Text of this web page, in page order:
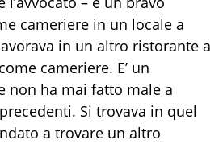
cameriere in un locale a
in un altro ristorante a
cameriere. E’ un
non ha mai fatto male a
Si trovava in quel
a trovare un altro